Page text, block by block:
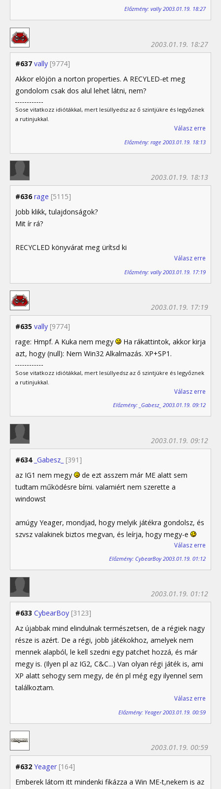
Előzmény: vally 2003.01.19. 18:27
#637 vally [9774]
2003.01.19. 18:27
Akkor elöjön a norton properties. A RECYLED-et meg
gondolom csak dos alul lehet látni, nem?
Sose vitatkozz idiótákkal, mert lesüllyedsz az ő szintjükre és legyőznek
a rutinjukkal.
Válasz erre
Előzmény: rage 2003.01.19. 18:13
#636 rage [5115]
2003.01.19. 18:13
Jobb klikk, tulajdonságok?
Mit ír rá?
RECYCLED könyvárat meg ürítsd ki
Válasz erre
Előzmény: vally 2003.01.19. 17:19
#635 vally [9774]
2003.01.19. 17:19
rage: Hmpf. A Kuka nem megy
Ha rákattintok, akkor kirja
azt, hogy (null): Nem Win32 Alkalmazás. XP+SP1.
Sose vitatkozz idiótákkal, mert lesüllyedsz az ő szintjükre és legyőznek
a rutinjukkal.
Válasz erre
Előzmény: _Gabesz_ 2003.01.19. 09:12
#634 _Gabesz_ [391]
2003.01.19. 09:12
az IG1 nem megy
de ezt asszem már ME alatt sem
tudtam működésre bírni. valamiért nem szerette a
windowst
amúgy Yeager, mondjad, hogy melyik játékra gondolsz, és
szvsz valakinek biztos megvan, és leírja, hogy megy-e
Válasz erre
Előzmény: CybearBoy 2003.01.19. 01:12
#633 CybearBoy [3123]
2003.01.19. 01:12
Az újabbak mind elindulnak természetsen, de a régiek nagy
része is azért. De a régi, jobb játékokhoz, amelyek nem
mennek alapból, le kell szedni egy patchet hozzá, és már
megy is. (Ilyen pl az IG2, C&C...) Van olyan régi játék is, ami
XP alatt sehogy sem megy, de én pl még egy ilyennel sem
találkoztam.
Válasz erre
Előzmény: Yeager 2003.01.19. 00:59
#632 Yeager [164]
2003.01.19. 00:59
Emberek látom itt mindenki fikázza a Win ME-t,nekem is az